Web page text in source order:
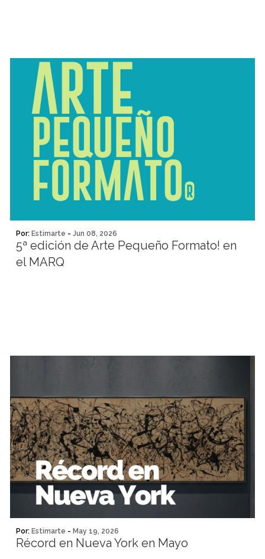
Por: Estimarte - Jun 08, 2026
5ª edición de Arte Pequeño Formato! en
el MARQ
Por: Estimarte - May 19, 2026
Récord en Nueva York en Mayo